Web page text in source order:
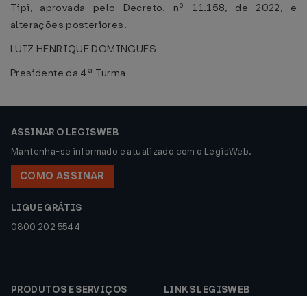
Tipi, aprovada pelo Decreto. nº 11.158, de 2022, e
alterações posteriores.
LUIZ HENRIQUE DOMINGUES
Presidente da 4ª Turma
ASSINAR O LEGISWEB
Mantenha-se informado e atualizado com o LegisWeb.
COMO ASSINAR
LIGUE GRÁTIS
0800 202 5544
PRODUTOS E SERVIÇOS
LINKS LEGISWEB